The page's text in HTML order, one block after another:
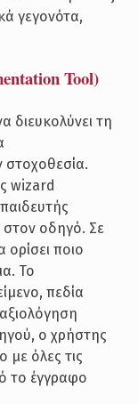
γεγονότα,
Tool)
διευκολύνει τη
στοχοθεσία.
wizard
στον οδηγό. Σε
ποιο
Το
πεδία
ο χρήστης
με όλες τις
το έγγραφο